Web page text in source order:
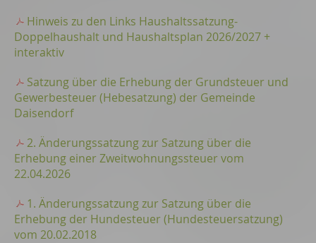
Hinweis zu den Links Haushaltssatzung-
Doppelhaushalt und Haushaltsplan 2026/2027 +
interaktiv
Satzung über die Erhebung der Grundsteuer und
Gewerbesteuer (Hebesatzung) der Gemeinde
Daisendorf
2. Änderungssatzung zur Satzung über die
Erhebung einer Zweitwohnungssteuer vom
22.04.2026
1. Änderungssatzung zur Satzung über die
Erhebung der Hundesteuer (Hundesteuersatzung)
vom 20.02.2018